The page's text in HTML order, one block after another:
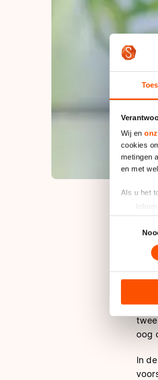
Wij en
cookies
metingen
en met
Als u het
Uw
Lees
analyse.
hun
adequaat
Meer
oog
In